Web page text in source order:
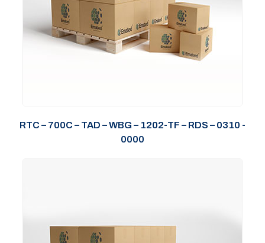
RTC – 700C – TAD – WBG – 1202-TF – RDS – 0310 -
0000